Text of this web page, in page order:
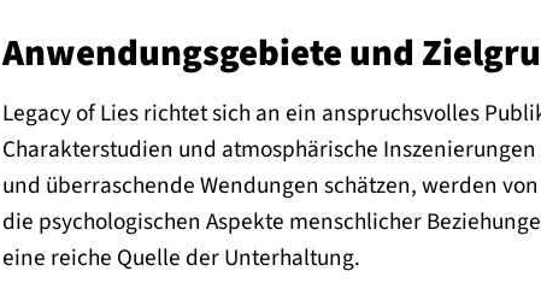
Anwendungsgebiete und
Legacy of Lies richtet sich an ein anspruchsvolles
Charakterstudien und atmosphärische
und überraschende Wendungen schätzen, werden
die psychologischen Aspekte menschlicher
eine reiche Quelle der Unterhaltung.